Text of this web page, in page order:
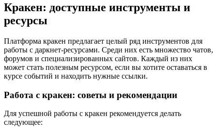
Кракен: доступные инструменты и
ресурсы
Платформа кракен предлагает целый ряд инструментов для
работы с даркнет-ресурсами. Среди них есть множество чатов,
форумов и специализированных сайтов. Каждый из них
может стать полезным ресурсом, если вы хотите оставаться в
курсе событий и находить нужные ссылки.
Работа с кракен: советы и рекомендации
Для успешной работы с кракен рекомендуется делать
следующее: